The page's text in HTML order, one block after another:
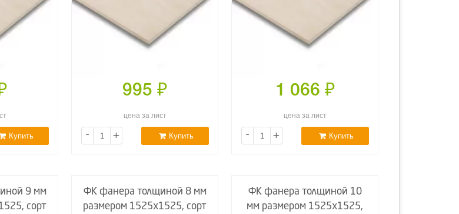
Купить
995₽
цена за лист
- + Купить
1 066 ₽
цена за лист
- + Купить
9 мм
сорт
ФК фанера толщиной 8 мм
размером 1525х1525, сорт
ФК фанера толщиной 10
мм размером 1525х1525,